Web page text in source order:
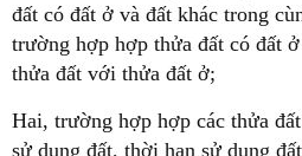
đất có đất ở và đất khác trong
trường hợp hợp thửa đất có đất
thửa đất với thửa đất ở;
Hai, trường hợp hợp các thửa
sử dụng đất, thời hạn sử dụng